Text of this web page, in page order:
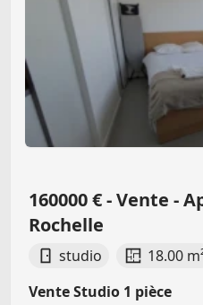
160000 € - Vente -
Rochelle
studio
18.00
Vente Studio 1 pièce